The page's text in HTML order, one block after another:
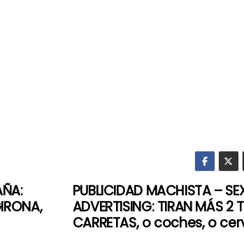
PUBLICIDAD MACHISTA –
ADVERTISING: TIRAN MÁS 2
CARRETAS, o coches, o